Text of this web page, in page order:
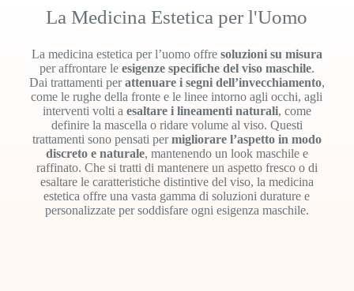
La Medicina Estetica per l'Uomo
La medicina estetica per l’uomo offre soluzioni su misura
per affrontare le esigenze specifiche del viso maschile.
Dai trattamenti perattenuare i segni dell’invecchiamento,
come le rughe della fronte e le linee intorno agli occhi, agli
interventi volti a esaltare i lineamenti naturali, come
definire la mascella o ridare volume al viso. Questi
trattamenti sono pensati permigliorare l’aspetto in modo
discreto e naturale, mantenendo un look maschile e
raffinato. Che si tratti di mantenere un aspetto fresco o di
esaltare le caratteristiche distintive del viso, la medicina
estetica offre una vasta gamma di soluzioni durature e
personalizzate per soddisfare ogni esigenza maschile.